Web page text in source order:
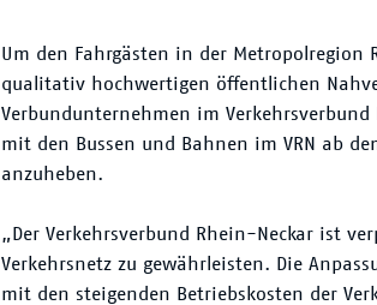
Um den Fahrgästen in der
qualitativ hochwertigen öffentlichen
Verbundunternehmen im Verkehrsverbund
mit den Bussen und Bahnen im VRN ab
anzuheben.
„Der Verkehrsverbund Rhein-Neckar ist
Verkehrsnetz zu gewährleisten. Die
mit den steigenden Betriebskosten der